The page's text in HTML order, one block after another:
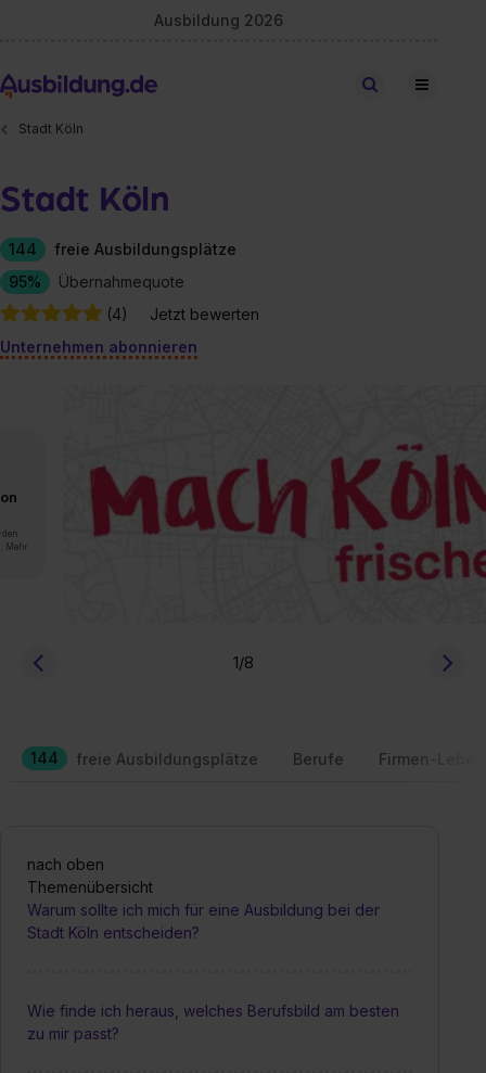
Ausbildung 2026
Stellen finden
Stadt Köln
Stadt Köln
144
freie Ausbildungsplätze
95%
Übernahmequote
(4)
Jetzt bewerten
Unternehmen abonnieren
Mehr
1/8
144 freie Ausbildungsplätze Berufe Firmen-
nach oben
Themenübersicht
Warum sollte ich mich für eine Ausbildung bei der
Stadt Köln entscheiden?
Wie finde ich heraus, welches Berufsbild am besten
zu mir passt?